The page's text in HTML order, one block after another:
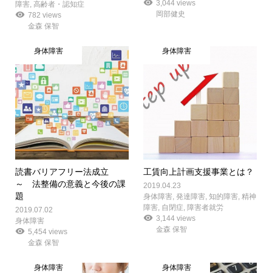
障害, 高齢者・認知症
782 views
金森 保智
3,044 views
岡部健史
身体障害
読書バリアフリー法成立
～ 法整備の意義と今後の課
題
2019.07.02
身体障害
5,454 views
金森 保智
身体障害
工賃向上計画支援事業とは？
2019.04.23
身体障害,発達障害,知的障害,精神
障害, 自閉症, 障害者就労
3,144 views
金森 保智
身体障害 身体障害